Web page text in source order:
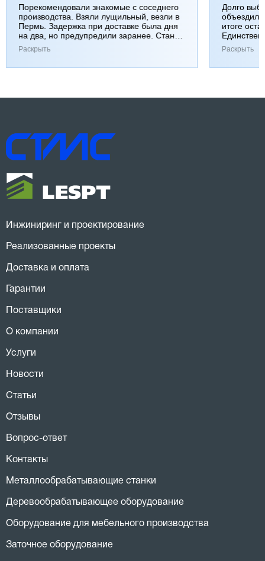
Порекомендовали знакомые с соседнего
производства. Взяли лущильный, везли в
Пермь. Задержка при доставке была дня
на два, но предупредили заранее. Станок
работает хорошо, к качеству вопросов нет.
Раскрыть
Долго
итоге
Раскрыть
Инжиниринг и проектирование
Реализованные проекты
Доставка и оплата
Гарантии
Поставщики
О компании
Услуги
Новости
Статьи
Отзывы
Вопрос-ответ
Контакты
Металлообрабатывающие станки
Деревообрабатывающее оборудование
Оборудование для мебельного производства
Заточное оборудование